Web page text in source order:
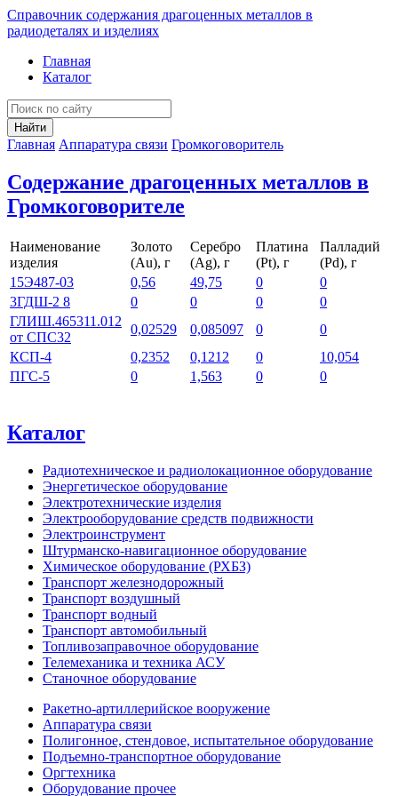
Справочник содержания драгоценных металлов в
радиодеталях и изделиях
Главная
Каталог
Найти
Главная Аппаратура связи Громкоговоритель
Содержание драгоценных металлов в
Громкоговорителе
Наименование
изделия
Золото
(Au), г
Серебро
(Ag), г
Платина
(Pt), г
Палладий
(Pd), г
15Э487-03
0,56 49,75 0
0
3ГДШ-2 8
0 0 0
0
ГЛИШ.465311.012
от СПС32
0,02529 0,085097 0
0
КСП-4
0,2352 0,1212 0
10,054
ПГС-5
0 1,563 0 0
Каталог
Радиотехническое и радиолокационное оборудование
Энергетическое оборудование
Электротехнические изделия
Электрооборудование средств подвижности
Электроинструмент
Штурманско-навигационное оборудование
Химическое оборудование (РХБЗ)
Транспорт железнодорожный
Транспорт воздушный
Транспорт водный
Транспорт автомобильный
Топливозаправочное оборудование
Телемеханика и техника АСУ
Станочное оборудование
Ракетно-артиллерийское вооружение
Аппаратура связи
Полигонное, стендовое, испытательное оборудование
Подъемно-транспортное оборудование
Оргтехника
Оборудование прочее